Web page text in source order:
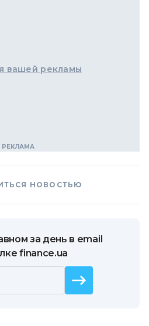
вашей рекламы
НОВОСТЬЮ
за день в email
finance.ua